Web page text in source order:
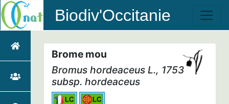
Biodiv'Occitanie
Brome mou
Bromus hordeaceus L., 1753
subsp. hordeaceus